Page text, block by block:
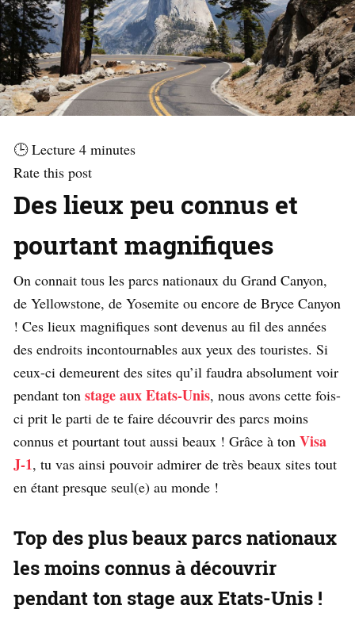
🕒 Lecture 4 minutes
Rate this post
Des lieux peu connus et
pourtant magnifiques
On connait tous les parcs nationaux du Grand Canyon,
de Yellowstone, de Yosemite ou encore de Bryce Canyon
! Ces lieux magnifiques sont devenus au fil des années
des endroits incontournables aux yeux des touristes. Si
ceux-ci demeurent des sites qu’il faudra absolument voir
pendant ton stage aux Etats-Unis, nous avons cette fois-
ci prit le parti de te faire découvrir des parcs moins
connus et pourtant tout aussi beaux ! Grâce à ton Visa
J-1, tu vas ainsi pouvoir admirer de très beaux sites tout
en étant presque seul(e) au monde !
Top des plus beaux parcs nationaux
les moins connus à découvrir
pendant ton stage aux Etats-Unis !